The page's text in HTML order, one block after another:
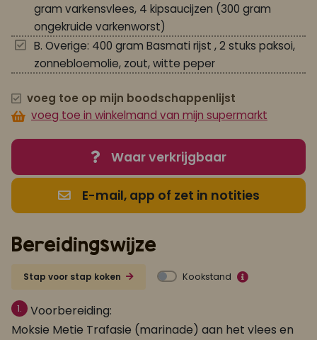
gram varkensvlees, 4 kipsaucijzen (300 gram
ongekruide varkenworst)
B. Overige: 400 gram Basmati rijst , 2 stuks paksoi,
zonnebloemolie, zout, witte peper
voeg toe op mijn boodschappenlijst
voeg toe in winkelmand van mijn supermarkt
Waar verkrijgbaar
E-mail, app of zet in notities
Bereidingswijze
Stap voor stap koken Kookstand
1.
Voorbereiding:
Moksie Metie Trafasie (marinade) aan het vlees en